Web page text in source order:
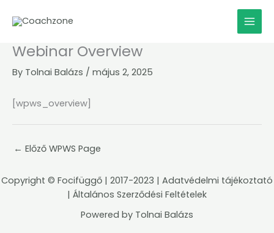
Webinar Overview
By Tolnai Balázs / május 2, 2025
[wpws_overview]
← Előző WPWS Page
Copyright © Focifüggő | 2017-2023 | Adatvédelmi tájékoztató
| Általános Szerződési Feltételek
Powered by Tolnai Balázs